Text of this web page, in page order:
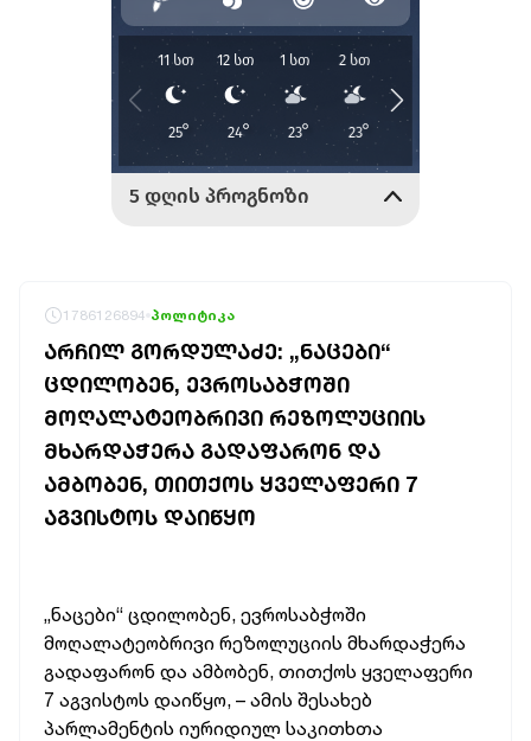
1786126894 პოლიტიკა
ᲐᲠᲩᲘᲚ ᲒᲝᲠᲓᲣᲚᲐᲫᲔ: „ᲜᲐᲪᲔᲑᲘ“
ᲪᲓᲘᲚᲝᲑᲔᲜ, ᲔᲕᲠᲝᲡᲐᲑᲭᲝᲨᲘ
ᲛᲝᲦᲐᲚᲐᲢᲔᲝᲑᲠᲘᲕᲘ ᲠᲔᲖᲝᲚᲣᲪᲘᲘᲡ
ᲛᲮᲐᲠᲓᲐᲭᲔᲠᲐ ᲒᲐᲓᲐᲤᲐᲠᲝᲜ ᲓᲐ
ᲐᲛᲑᲝᲑᲔᲜ, ᲗᲘᲗᲥᲝᲡ ᲧᲕᲔᲚᲐᲤᲔᲠᲘ 7
ᲐᲒᲕᲘᲡᲢᲝᲡ ᲓᲐᲘᲬᲧᲝ
„ნაცები“ ცდილობენ, ევროსაბჭოში
მოღალატეობრივი რეზოლუციის მხარდაჭერა
გადაფარონ და ამბობენ, თითქოს ყველაფერი
7 აგვისტოს დაიწყო, – ამის შესახებ
პარლამენტის იურიდიულ საკითხთა